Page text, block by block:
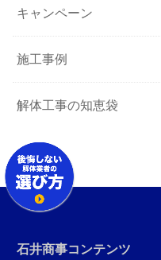
キャンペーン
施工事例
解体工事の知恵袋
石井商事コンテンツ